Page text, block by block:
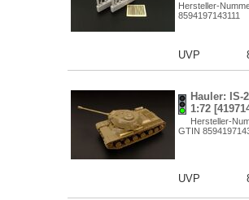
Hersteller-
8594197143111
UVP
Hauler: IS-
1:72
Hersteller-
GTIN
UVP